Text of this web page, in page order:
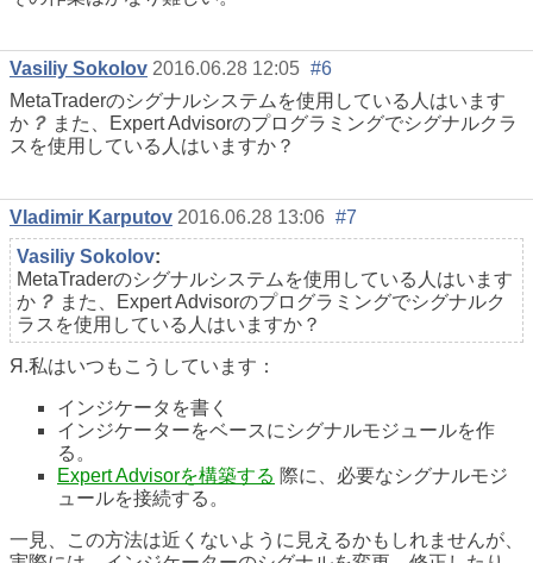
Vasiliy Sokolov 2016.06.28 12:05 #6
MetaTraderのシグナルシステムを使用している人はいます
か ？ また、Expert Advisorのプログラミングでシグナルクラ
スを使用している人はいますか？
Vladimir Karputov 2016.06.28 13:06 #7
Vasiliy Sokolov:
MetaTraderのシグナルシステムを使用している人はいます
か ？ また、Expert Advisorのプログラミングでシグナルク
ラスを使用している人はいますか？
Я.私はいつもこうしています：
インジケータを書く
インジケーターをベースにシグナルモジュールを作
る。
Expert Advisorを構築する 際に、必要なシグナルモジ
ュールを接続する。
一見、この方法は近くないように見えるかもしれませんが、